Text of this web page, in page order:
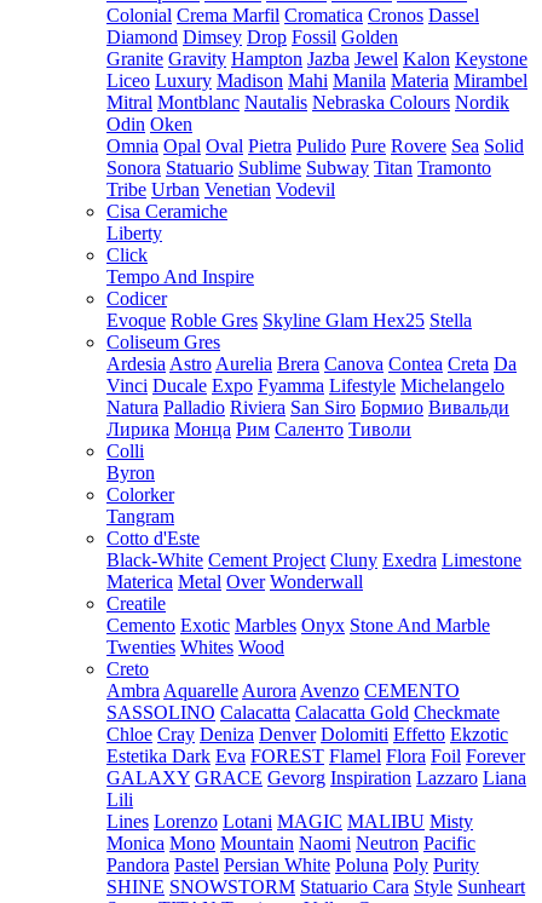
Colonial Crema Marfil Cromatica Cronos Dassel
Diamond Dimsey Drop Fossil Golden
Granite Gravity Hampton Jazba Jewel Kalon Keystone
Liceo Luxury Madison Mahi Manila Materia Mirambel
Mitral Montblanc Nautalis Nebraska Colours Nordik
Odin Oken
Omnia Opal Oval Pietra Pulido Pure Rovere Sea Solid
Sonora Statuario Sublime Subway Titan Tramonto
Tribe Urban Venetian Vodevil
Cisa Ceramiche
Liberty
Click
Tempo And Inspire
Codicer
Evoque Roble Gres Skyline Glam Hex25 Stella
Coliseum Gres
Ardesia Astro Aurelia Brera Canova Contea Creta Da
Vinci Ducale Expo Fyamma Lifestyle Michelangelo
Natura Palladio Riviera San Siro Бормио Вивальди
Лирика Монца Рим Саленто Тиволи
Colli
Byron
Colorker
Tangram
Cotto d'Este
Black-White Cement Project Cluny Exedra Limestone
Materica Metal Over Wonderwall
Creatile
Cemento Exotic Marbles Onyx Stone And Marble
Twenties Whites Wood
Creto
Ambra Aquarelle Aurora Avenzo CEMENTO
SASSOLINO Calacatta Calacatta Gold Checkmate
Chloe Cray Deniza Denver Dolomiti Effetto Ekzotic
Estetika Dark Eva FOREST Flamel Flora Foil Forever
GALAXY GRACE Gevorg Inspiration Lazzaro Liana
Lili
Lines Lorenzo Lotani MAGIC MALIBU Misty
Monica Mono Mountain Naomi Neutron Pacific
Pandora Pastel Persian White Poluna Poly Purity
SHINE SNOWSTORM Statuario Cara Style Sunheart